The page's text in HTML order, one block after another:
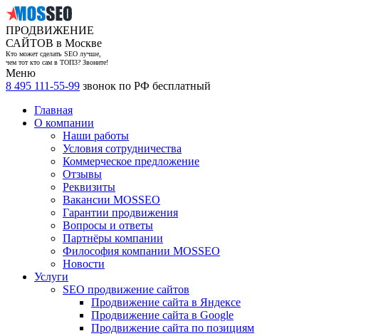
ПРОДВИЖЕНИЕ
САЙТОВ в Москве
Кто может сделать SEO лучше,
чем тот кто сам в ТОП3? Звоните!
Меню
8 495 111-55-99 звонок по РФ бесплатный
Главная
О компании
Наши работы
Условия сотрудничества
Коммерческое предложение
Отзывы
Реквизиты
Вакансии MOSSEO
Гарантии продвижения
Вопросы и ответы
Партнёры компании
Философия компании MOSSEO
Новости
Услуги
SEO продвижение сайтов
Продвижение сайта в Яндексе
Продвижение сайта в Google
Продвижение сайта по позициям